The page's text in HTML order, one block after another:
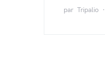
par Tripalio